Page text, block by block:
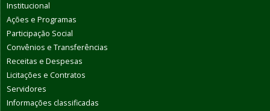
Institucional
Ações e Programas
Participação Social
Convênios e Transferências
Receitas e Despesas
Licitações e Contratos
Servidores
Informações classificadas